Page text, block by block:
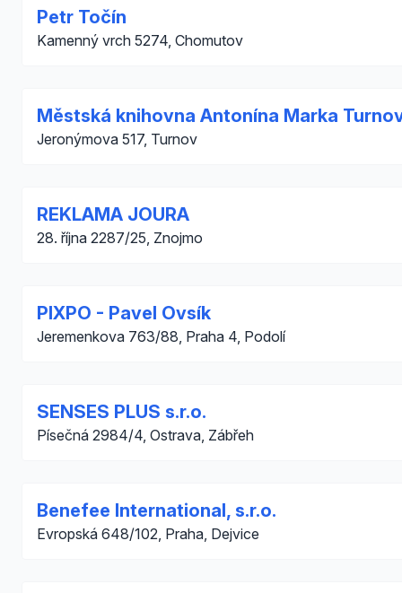
Petr Točín
Kamenný vrch 5274, Chomutov
Městská knihovna Antonína Marka
Jeronýmova 517, Turnov
REKLAMA JOURA
28. října 2287/25, Znojmo
PIXPO - Pavel Ovsík
Jeremenkova 763/88, Praha 4, Podolí
SENSES PLUS s.r.o.
Písečná 2984/4, Ostrava, Zábřeh
Benefee International, s.r.o.
Evropská 648/102, Praha, Dejvice